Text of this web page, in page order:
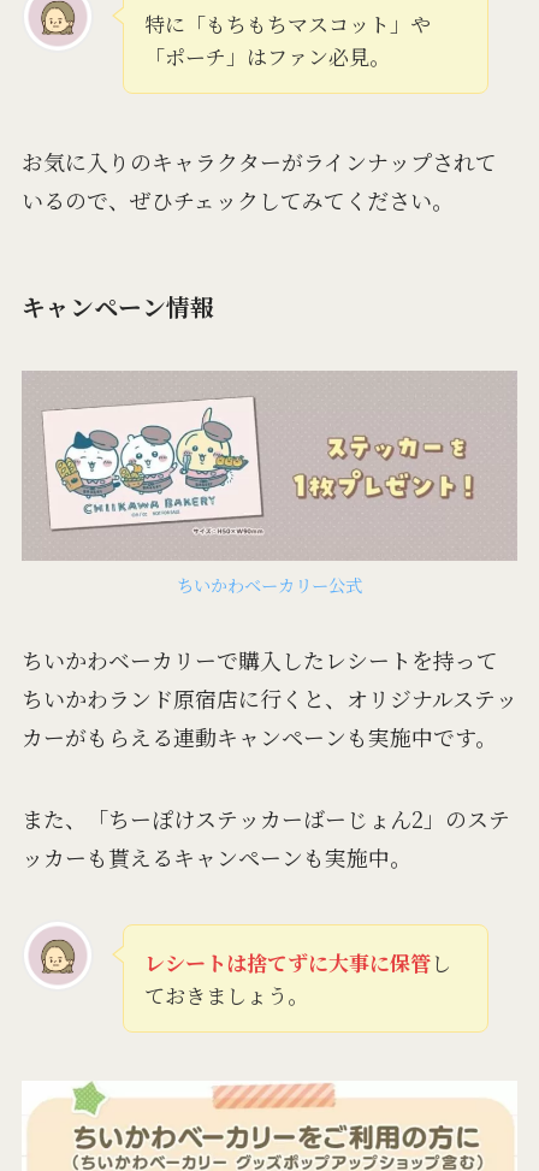
特に「もちもちマスコット」や
「ポーチ」はファン必見。
お気に入りのキャラクターがラインナップされて
いるので、ぜひチェックしてみてください。
キャンペーン情報
ちいかわベーカリー公式
ちいかわベーカリーで購入したレシートを持って
ちいかわランド原宿店に行くと、オリジナルステッ
カーがもらえる連動キャンペーンも実施中です。
また、「ちーぽけステッカーばーじょん2」のステ
ッカーも貰えるキャンペーンも実施中。
レシートは捨てずに大事に保管し
ておきましょう。